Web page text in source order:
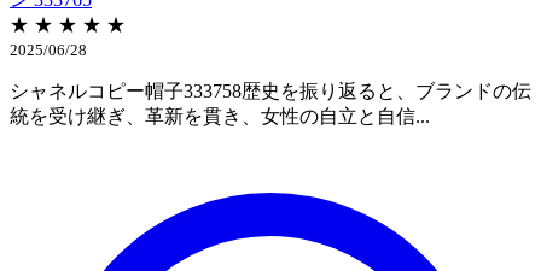
★ ★ ★ ★ ★
2025/06/28
シャネルコピー帽子333758歴史を振り返ると、ブランドの伝
統を受け継ぎ、革新を貫き、女性の自立と自信...